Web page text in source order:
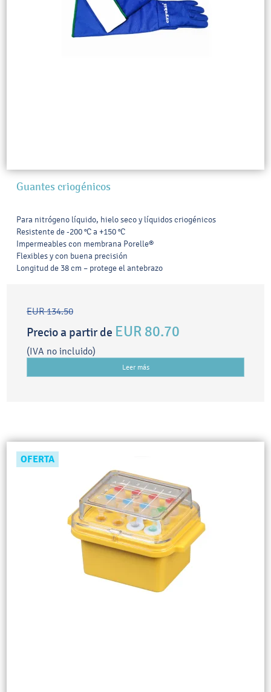
Guantes criogénicos
Para nitrógeno líquido, hielo seco y líquidos criogénicos
Resistente de -200 °C a +150 °C
Impermeables con membrana Porelle®
Flexibles y con buena precisión
Longitud de 38 cm – protege el antebrazo
EUR 134.50
Precio a partir de EUR 80.70
(IVA no incluido)
Leer más
OFERTA